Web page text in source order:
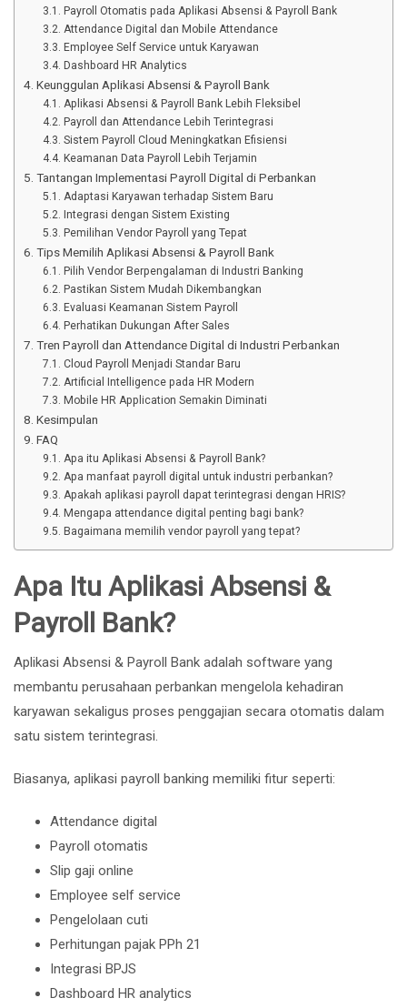
Payroll Otomatis pada Aplikasi Absensi & Payroll Bank
Attendance Digital dan Mobile Attendance
Employee Self Service untuk Karyawan
Dashboard HR Analytics
Keunggulan Aplikasi Absensi & Payroll Bank
Aplikasi Absensi & Payroll Bank Lebih Fleksibel
Payroll dan Attendance Lebih Terintegrasi
Sistem Payroll Cloud Meningkatkan Efisiensi
Keamanan Data Payroll Lebih Terjamin
Tantangan Implementasi Payroll Digital di Perbankan
Adaptasi Karyawan terhadap Sistem Baru
Integrasi dengan Sistem Existing
Pemilihan Vendor Payroll yang Tepat
Tips Memilih Aplikasi Absensi & Payroll Bank
Pilih Vendor Berpengalaman di Industri Banking
Pastikan Sistem Mudah Dikembangkan
Evaluasi Keamanan Sistem Payroll
Perhatikan Dukungan After Sales
Tren Payroll dan Attendance Digital di Industri Perbankan
Cloud Payroll Menjadi Standar Baru
Artificial Intelligence pada HR Modern
Mobile HR Application Semakin Diminati
Kesimpulan
FAQ
Apa itu Aplikasi Absensi & Payroll Bank?
Apa manfaat payroll digital untuk industri perbankan?
Apakah aplikasi payroll dapat terintegrasi dengan HRIS?
Mengapa attendance digital penting bagi bank?
Bagaimana memilih vendor payroll yang tepat?
Apa Itu Aplikasi Absensi &
Payroll Bank?
Aplikasi Absensi & Payroll Bank adalah software yang
membantu perusahaan perbankan mengelola kehadiran
karyawan sekaligus proses penggajian secara otomatis dalam
satu sistem terintegrasi.
Biasanya, aplikasi payroll banking memiliki fitur seperti:
Attendance digital
Payroll otomatis
Slip gaji online
Employee self service
Pengelolaan cuti
Perhitungan pajak PPh 21
Integrasi BPJS
Dashboard HR analytics